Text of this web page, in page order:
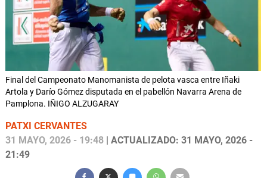
Final del Campeonato Manomanista de pelota vasca entre Iñaki
Artola y Darío Gómez disputada en el pabellón Navarra Arena de
Pamplona. IÑIGO ALZUGARAY
PATXI CERVANTES
31 MAYO, 2026 - 19:48 | ACTUALIZADO: 31 MAYO, 2026 -
21:49